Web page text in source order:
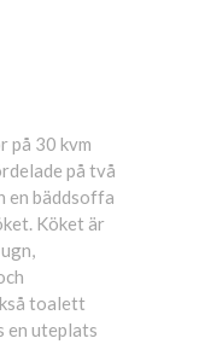
på 30 kvm
på två
en bäddsoffa
Köket är
toalett
en uteplats